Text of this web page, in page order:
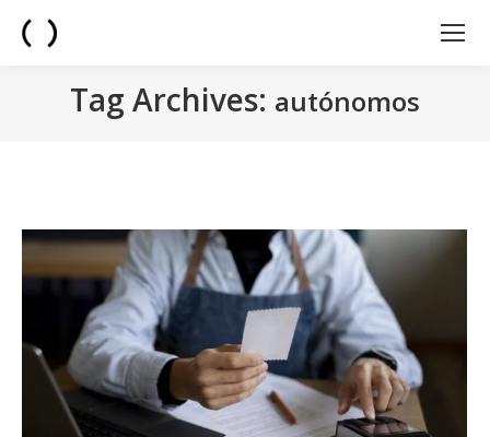
Tag Archives: autónomos